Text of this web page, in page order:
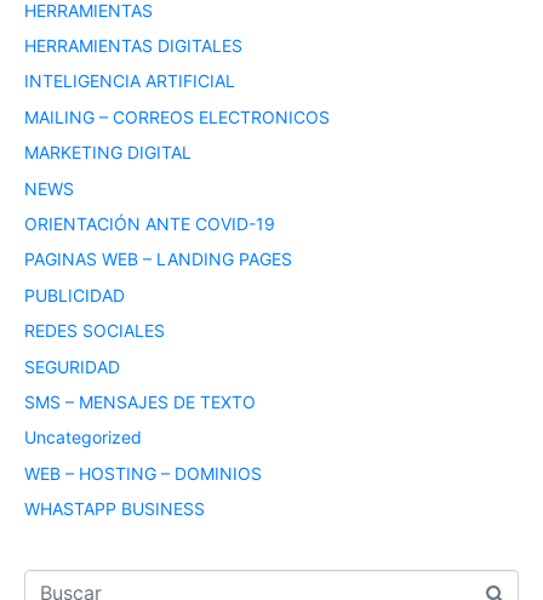
HERRAMIENTAS
HERRAMIENTAS DIGITALES
INTELIGENCIA ARTIFICIAL
MAILING – CORREOS ELECTRONICOS
MARKETING DIGITAL
NEWS
ORIENTACIÓN ANTE COVID-19
PAGINAS WEB – LANDING PAGES
PUBLICIDAD
REDES SOCIALES
SEGURIDAD
SMS – MENSAJES DE TEXTO
Uncategorized
WEB – HOSTING – DOMINIOS
WHASTAPP BUSINESS